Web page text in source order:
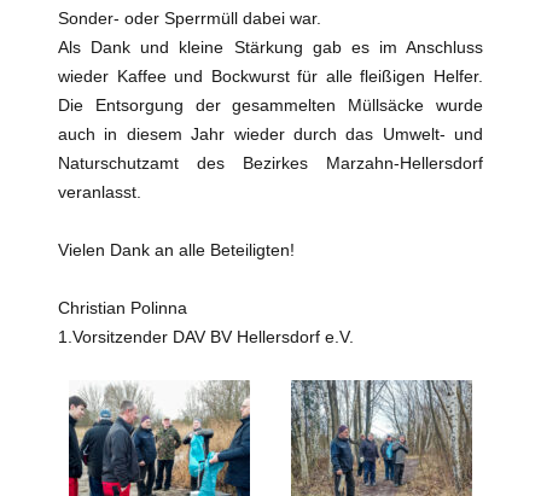
Sonder- oder Sperrmüll dabei war.
Als Dank und kleine Stärkung gab es im Anschluss
wieder Kaffee und Bockwurst für alle fleißigen Helfer.
Die Entsorgung der gesammelten Müllsäcke wurde
auch in diesem Jahr wieder durch das Umwelt- und
Naturschutzamt des Bezirkes Marzahn-Hellersdorf
veranlasst.
Vielen Dank an alle Beteiligten!
Christian Polinna
1.Vorsitzender DAV BV Hellersdorf e.V.